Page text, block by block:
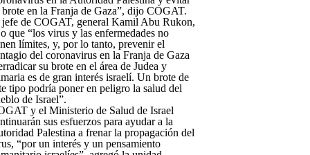
brote en la Franja de Gaza”, dijo COGAT.
de COGAT, general Kamil Abu Rukon,
que “los virus y las enfermedades no
límites, y, por lo tanto, prevenir el
del coronavirus en la Franja de Gaza
su brote en el área de Judea y
es de gran interés israelí. Un brote de
tipo podría poner en peligro la salud del
de Israel”.
y el Ministerio de Salud de Israel
sus esfuerzos para ayudar a la
Palestina a frenar la propagación del
“por un interés y un pensamiento